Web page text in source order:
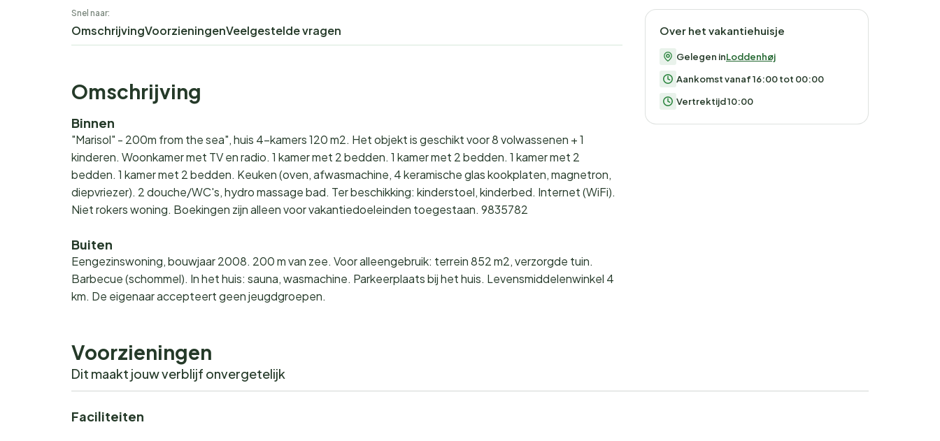
Snel naar:
OmschrijvingVoorzieningenVeelgestelde vragen
Omschrijving
Binnen
"Marisol" - 200m from the sea", huis 4-kamers 120 m2. Het objekt is geschikt voor 8 volwassenen + 1
kinderen. Woonkamer met TV en radio. 1 kamer met 2 bedden. 1 kamer met 2 bedden. 1 kamer met 2
bedden. 1 kamer met 2 bedden. Keuken (oven, afwasmachine, 4 keramische glas kookplaten, magnetron,
diepvriezer). 2 douche/WC's, hydro massage bad. Ter beschikking: kinderstoel, kinderbed. Internet (WiFi).
Niet rokers woning. Boekingen zijn alleen voor vakantiedoeleinden toegestaan. 9835782
Buiten
Eengezinswoning, bouwjaar 2008. 200 m van zee. Voor alleengebruik: terrein 852 m2, verzorgde tuin.
Barbecue (schommel). In het huis: sauna, wasmachine. Parkeerplaats bij het huis. Levensmiddelenwinkel 4
km. De eigenaar accepteert geen jeugdgroepen.
Over het vakantiehuisje
Gelegen inLoddenhøj
Aankomst vanaf 16:00 tot 00:00
Vertrektijd 10:00
Voorzieningen
Dit maakt jouw verblijf onvergetelijk
Faciliteiten